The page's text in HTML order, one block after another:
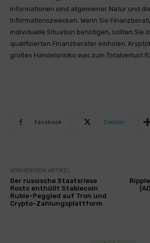
Informationen sind allgemeiner Natur und
Informationszwecken. Wenn Sie
individuelle Situation benötigen, sollten Sie
qualifizierten Finanzberater einholen.
großes Handelsrisiko was zum Totalverlust
Facebook Twitter
VORHERIGER ARTIKEL
Der russische Staatsriese
Rostc enthüllt Stablecoin
Ruble-Peggled auf Tron und
Crypto-Zahlungsplattform